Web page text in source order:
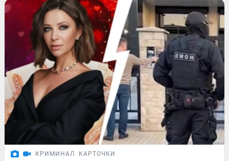
КРИМИНАЛ КАРТОЧКИ